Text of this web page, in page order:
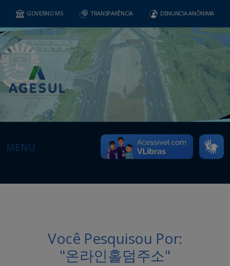
GOVERNO MS TRANSPARÊNCIA DENUNCIA ANÔNIMA
MENU
Você Pesquisou Por:
"온라인홀덤주소"